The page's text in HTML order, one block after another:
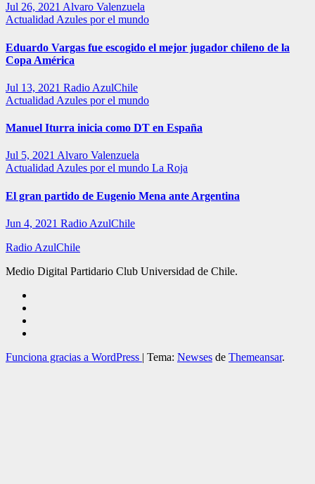
Jul 26, 2021 Alvaro Valenzuela
Actualidad Azules por el mundo
Eduardo Vargas fue escogido el mejor jugador chileno de la
Copa América
Jul 13, 2021 Radio AzulChile
Actualidad Azules por el mundo
Manuel Iturra inicia como DT en España
Jul 5, 2021 Alvaro Valenzuela
Actualidad Azules por el mundo La Roja
El gran partido de Eugenio Mena ante Argentina
Jun 4, 2021 Radio AzulChile
Radio AzulChile
Medio Digital Partidario Club Universidad de Chile.
Funciona gracias a WordPress | Tema: Newses de Themeansar.